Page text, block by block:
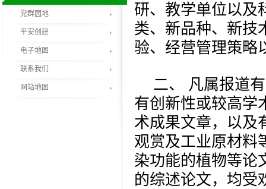
研、教学单位以及
类、新品种、新技
验、经营管理策略
二、
凡属报道
有创新性或较高学
术成果文章，以及
观赏及工业原材料
染功能的植物等论
的综述论文，均受
党群园地
平安创建
电子地图
联系我们
网站地图